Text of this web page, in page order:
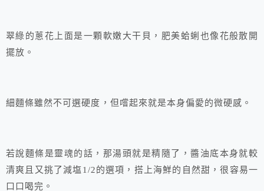
翠綠的蔥花上面是一顆軟嫩大干貝，肥美蛤蜊也像花般散開
擺放。
細麵條雖然不可選硬度，但嚐起來就是本身偏愛的微硬感。
若說麵條是靈魂的話，那湯頭就是精隨了，醬油底本身就較
清爽且又挑了減塩1/2的選項，搭上海鮮的自然甜，很容易一
口口喝完。